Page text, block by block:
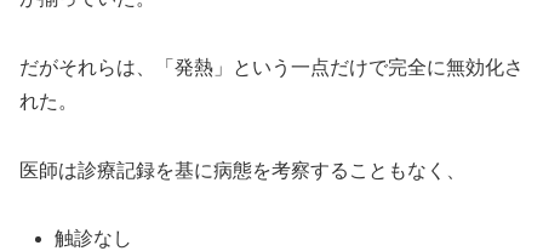
だがそれらは、「発熱」という一点だけで完全に無効化さ
れた。
医師は診療記録を基に病態を考察することもなく、
触診なし